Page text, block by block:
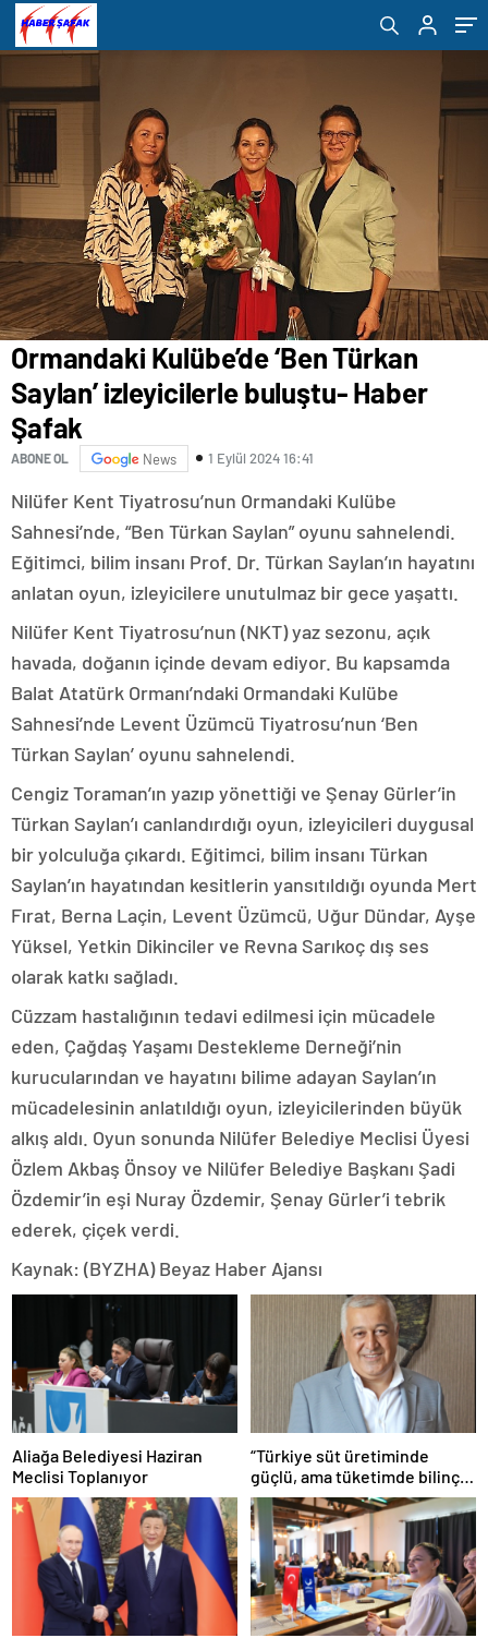
Ormandaki Kulübe’de ‘Ben Türkan
Saylan’ izleyicilerle buluştu- Haber
Şafak
ABONE OL News 1 Eylül 2024 16:41
Nilüfer Kent Tiyatrosu’nun Ormandaki Kulübe
Sahnesi’nde, “Ben Türkan Saylan” oyunu sahnelendi.
Eğitimci, bilim insanı Prof. Dr. Türkan Saylan’ın hayatını
anlatan oyun, izleyicilere unutulmaz bir gece yaşattı.
Nilüfer Kent Tiyatrosu’nun (NKT) yaz sezonu, açık
havada, doğanın içinde devam ediyor. Bu kapsamda
Balat Atatürk Ormanı’ndaki Ormandaki Kulübe
Sahnesi’nde Levent Üzümcü Tiyatrosu’nun ‘Ben
Türkan Saylan’ oyunu sahnelendi.
Cengiz Toraman’ın yazıp yönettiği ve Şenay Gürler’in
Türkan Saylan’ı canlandırdığı oyun, izleyicileri duygusal
bir yolculuğa çıkardı. Eğitimci, bilim insanı Türkan
Saylan’ın hayatından kesitlerin yansıtıldığı oyunda Mert
Fırat, Berna Laçin, Levent Üzümcü, Uğur Dündar, Ayşe
Yüksel, Yetkin Dikinciler ve Revna Sarıkoç dış ses
olarak katkı sağladı.
Cüzzam hastalığının tedavi edilmesi için mücadele
eden, Çağdaş Yaşamı Destekleme Derneği’nin
kurucularından ve hayatını bilime adayan Saylan’ın
mücadelesinin anlatıldığı oyun, izleyicilerinden büyük
alkış aldı. Oyun sonunda Nilüfer Belediye Meclisi Üyesi
Özlem Akbaş Önsoy ve Nilüfer Belediye Başkanı Şadi
Özdemir’in eşi Nuray Özdemir, Şenay Gürler’i tebrik
ederek, çiçek verdi.
Kaynak: (BYZHA) Beyaz Haber Ajansı
Aliağa Belediyesi Haziran
Meclisi Toplanıyor
“Türkiye süt üretiminde
güçlü, ama tüketimde bilinç
şart”